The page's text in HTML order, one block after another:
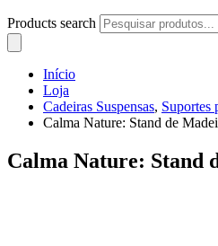
Products search
Início
Loja
Cadeiras Suspensas, Suportes
Calma Nature: Stand de
Calma Nature: Stand